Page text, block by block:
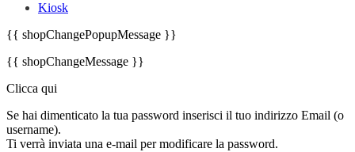
Kiosk
{{ shopChangePopupMessage }}
{{ shopChangeMessage }}
Clicca qui
Se hai dimenticato la tua password inserisci il tuo indirizzo Email (o
username).
Ti verrà inviata una e-mail per modificare la password.